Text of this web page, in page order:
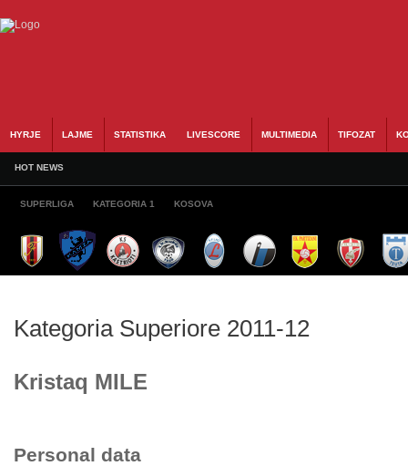
HYRJE LAJME STATISTIKA LIVESCORE MULTIMEDIA TIFOZAT
HOT NEWS
SUPERLIGA KATEGORIA 1 KOSOVA
Kategoria Superiore 2011-12
Kristaq MILE
Personal data